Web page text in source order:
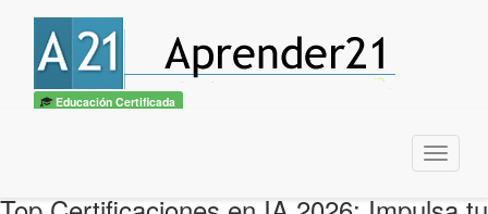
Educación Certificada
Menu